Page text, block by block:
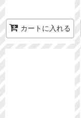
カートに入れる